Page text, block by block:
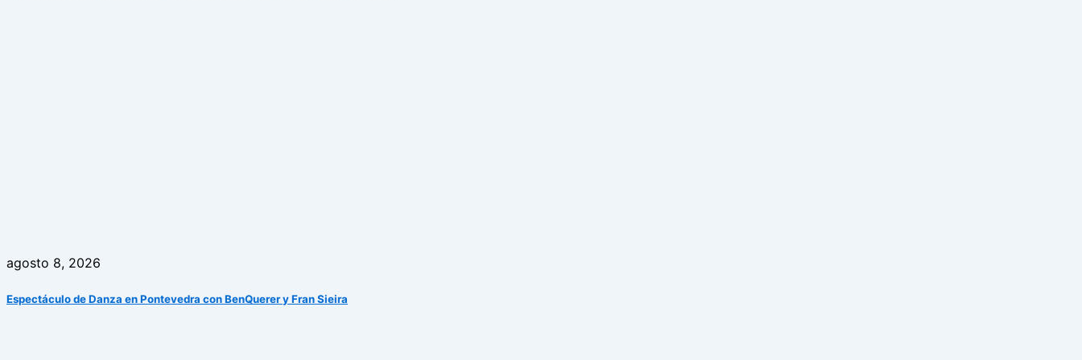
agosto 8, 2026
Espectáculo de Danza en Pontevedra con BenQuerer y Fran Sieira